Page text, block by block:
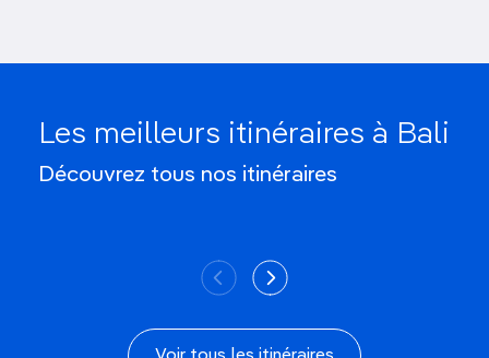
Les meilleurs itinéraires à Bali
Découvrez tous nos itinéraires
Les îles Gili en une
semaine
3 semaines